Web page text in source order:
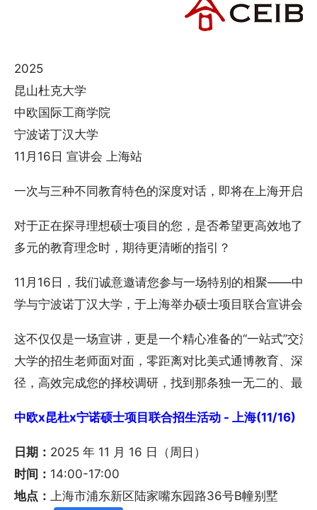
2025
昆山杜克大学
中欧国际工商学院
宁波诺丁汉大学
11月16日 宣讲会 上海站
一次与三种不同教育特色的深度对话，即将在上海开启。
对于正在探寻理想硕士项目的您，是否希望更高效地了
多元的教育理念时，期待更清晰的指引？
11月16日，我们诚意邀请您参与一场特别的相聚——中
学与宁波诺丁汉大学，于上海举办硕士项目联合宣讲会。
这不仅仅是一场宣讲，更是一个精心准备的“一站式”交
大学的招生老师面对面，零距离对比美式通博教育、深
径，高效完成您的择校调研，找到那条独一无二的、最
中欧x昆杜x宁诺硕士项目联合招生活动 - 上海(11/16)
日期： 2025 年 11 月 16 日（周日）
时间： 14:00-17:00
地点： 上海市浦东新区陆家嘴东园路36号B幢别墅